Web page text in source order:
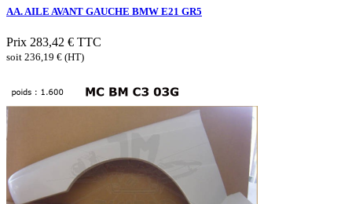
AA. AILE AVANT GAUCHE BMW E21 GR5
Prix 283,42 € TTC
soit 236,19 € (HT)